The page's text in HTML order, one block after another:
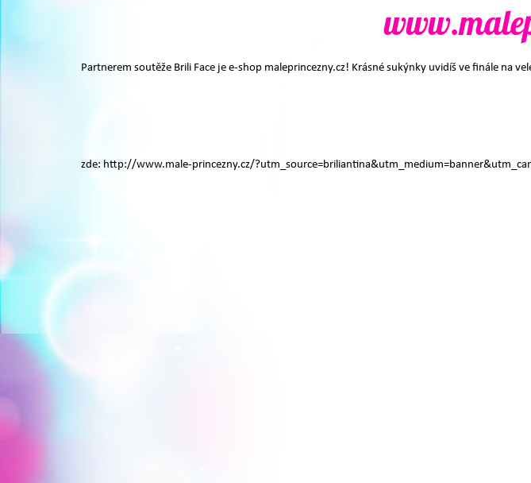
Partnerem soutěže Brili Face je e-shop maleprincezny.cz! Krásné sukýnky uvidíš ve finále na
zde: http://www.male-princezny.cz/